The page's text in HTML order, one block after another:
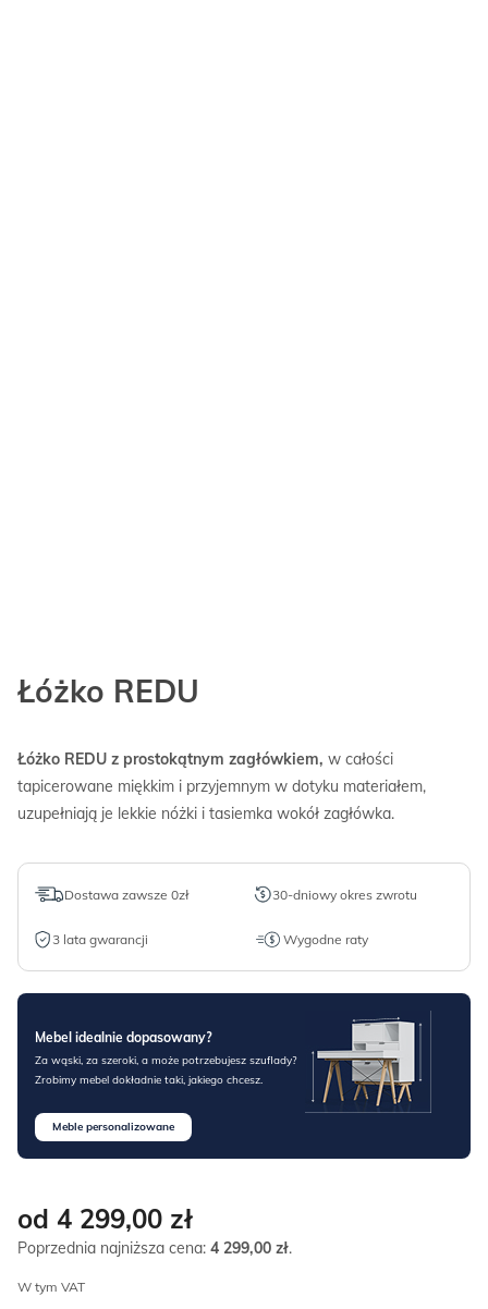
Łóżko REDU
Łóżko REDU z prostokątnym zagłówkiem, w całości
tapicerowane miękkim i przyjemnym w dotyku materiałem,
uzupełniają je lekkie nóżki i tasiemka wokół zagłówka.
Dostawa zawsze 0zł 30-dniowy okres zwrotu
3 lata gwarancji Wygodne raty
Mebel idealnie dopasowany?
Za wąski, za szeroki, a może potrzebujesz szuflady?
Zrobimy mebel dokładnie taki, jakiego chcesz.
Meble personalizowane
od 4 299,00 zł
Poprzednia najniższa cena: 4 299,00 zł.
W tym VAT